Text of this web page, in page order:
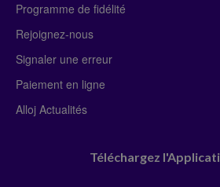
Programme de fidélité
Rejoignez-nous
Signaler une erreur
Paiement en ligne
Alloj Actualités
Téléchargez